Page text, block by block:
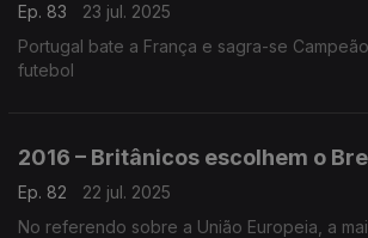
Ep. 83
23 jul. 2025
Portugal bate a França e sagra-se
futebol
2016 – Britânicos escolhem o
Ep. 82
22 jul. 2025
No referendo sobre a União Europeia, a